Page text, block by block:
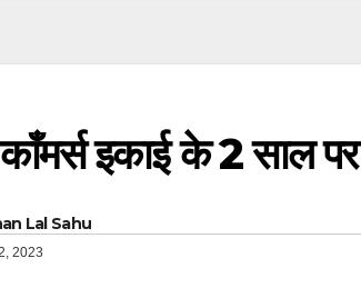
इकाई के 2 साल
Lal Sahu
2023